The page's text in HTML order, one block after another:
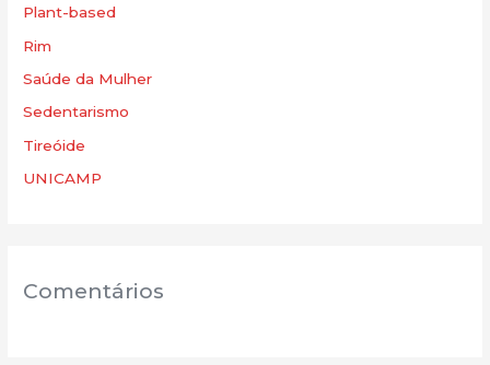
Plant-based
Rim
Saúde da Mulher
Sedentarismo
Tireóide
UNICAMP
Comentários